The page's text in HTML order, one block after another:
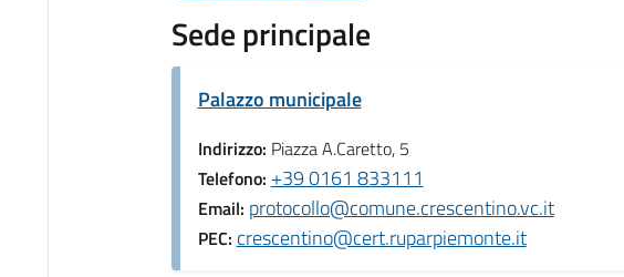
Sede principale
Palazzo municipale
Indirizzo: Piazza A.Caretto, 5
Telefono: +39 0161 833111
Email: protocollo@comune.crescentino.vc.it
PEC: crescentino@cert.ruparpiemonte.it